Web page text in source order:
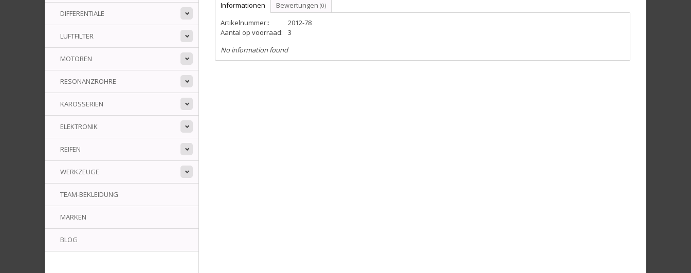
DIFFERENTIALE
LUFTFILTER
MOTOREN
RESONANZROHRE
KAROSSERIEN
ELEKTRONIK
REIFEN
WERKZEUGE
TEAM-BEKLEIDUNG
MARKEN
BLOG
Informationen Bewertungen (0)
Artikelnummer::
2012-78
Aantal op voorraad:
3
No information found